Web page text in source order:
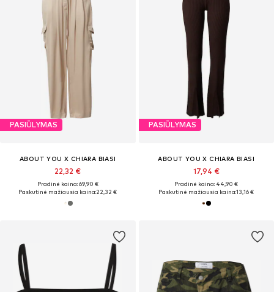
PASIŪLYMAS
ABOUT YOU X CHIARA BIASI
22,32 €
Pradinė kaina: 69,90 €
Paskutinė mažiausia kaina:22,32 €
PASIŪLYMAS
ABOUT YOU X CHIARA BIASI
17,94 €
Pradinė kaina: 44,90 €
Paskutinė mažiausia kaina:13,16 €